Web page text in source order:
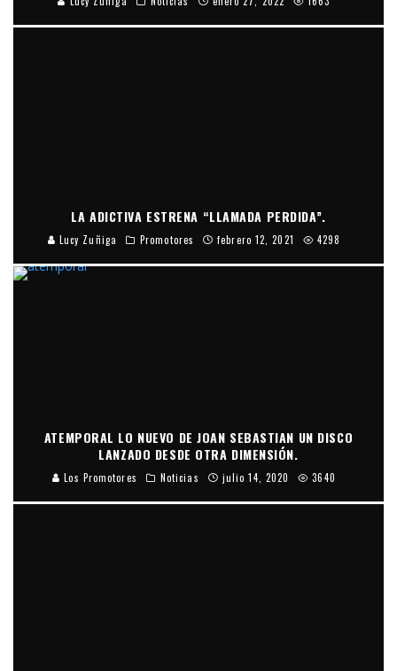
LA ADICTIVA ESTRENA “LLAMADA PERDIDA”.
Lucy Zuñiga Promotores febrero 12, 2021 4298
ATEMPORAL LO NUEVO DE JOAN SEBASTIAN UN DISCO
LANZADO DESDE OTRA DIMENSIÓN.
Los Promotores Noticias julio 14, 2020 3640